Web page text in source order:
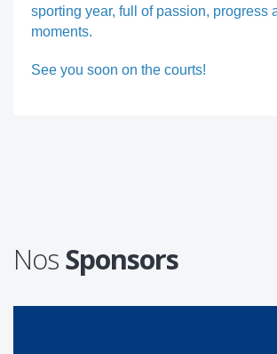
sporting year, full of passion, progress
moments.
See you soon on the courts!
NosSponsors